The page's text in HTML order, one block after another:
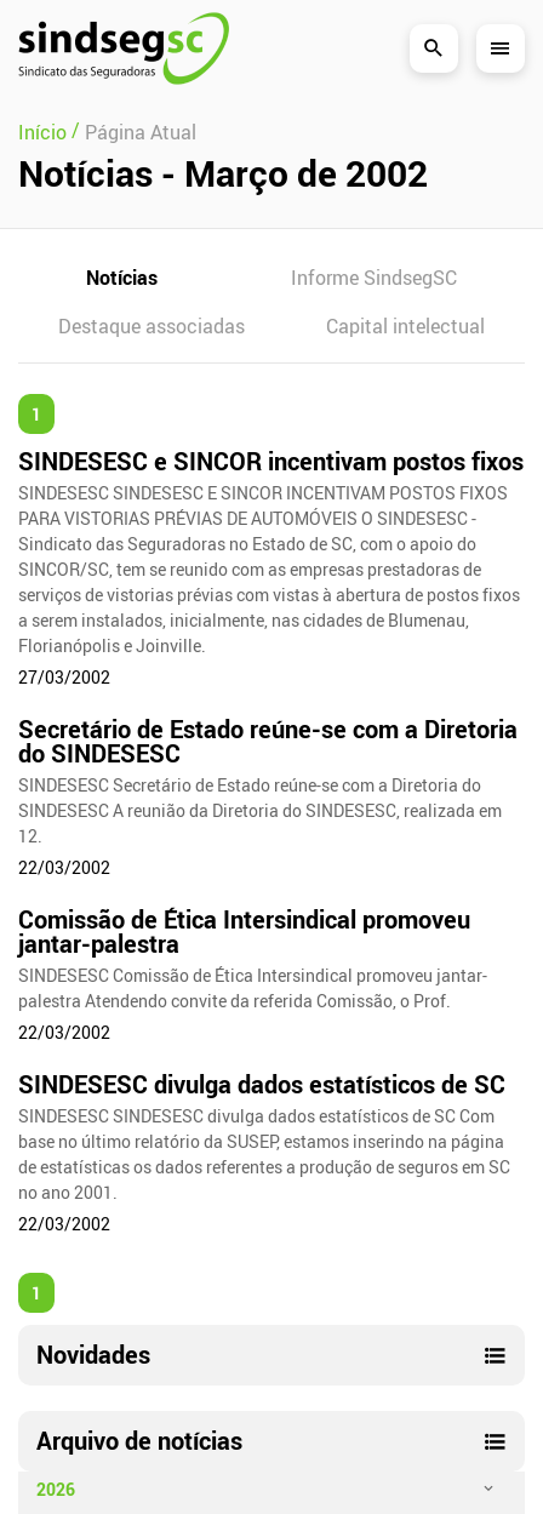
Pular Navegação (s)
Início/ Página Atual
Notícias - Março de 2002
Notícias
Informe SindsegSC
Destaque associadas
Capital intelectual
1
SINDESESC e SINCOR incentivam postos fixos
SINDESESC SINDESESC E SINCOR INCENTIVAM POSTOS FIXOS
PARA VISTORIAS PRÉVIAS DE AUTOMÓVEIS O SINDESESC -
Sindicato das Seguradoras no Estado de SC, com o apoio do
SINCOR/SC, tem se reunido com as empresas prestadoras de
serviços de vistorias prévias com vistas à abertura de postos fixos
a serem instalados, inicialmente, nas cidades de Blumenau,
Florianópolis e Joinville.
27/03/2002
Secretário de Estado reúne-se com a Diretoria
do SINDESESC
SINDESESC Secretário de Estado reúne-se com a Diretoria do
SINDESESC A reunião da Diretoria do SINDESESC, realizada em
12.
22/03/2002
Comissão de Ética Intersindical promoveu
jantar-palestra
SINDESESC Comissão de Ética Intersindical promoveu jantar-
palestra Atendendo convite da referida Comissão, o Prof.
22/03/2002
SINDESESC divulga dados estatísticos de SC
SINDESESC SINDESESC divulga dados estatísticos de SC Com
base no último relatório da SUSEP, estamos inserindo na página
de estatísticas os dados referentes a produção de seguros em SC
no ano 2001.
22/03/2002
1
Novidades
Arquivo de notícias
2026